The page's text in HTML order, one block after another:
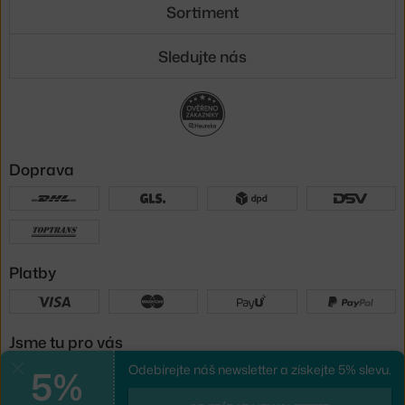
5% Odebírejte náš newsletter a získejte 5% slevu.
Sortiment
Sledujte nás
Doprava
Platby
Jsme tu pro vás